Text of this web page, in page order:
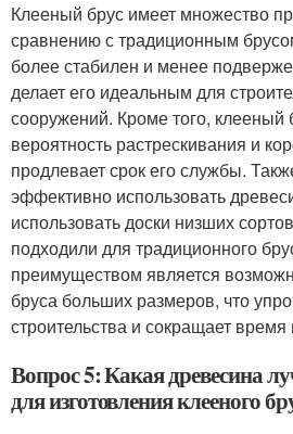
Клееный брус имеет множество
сравнению с традиционным
более стабилен и менее
делает его идеальным для
сооружений. Кроме того,
вероятность растрескивания и
продлевает срок его службы.
эффективно использовать
использовать доски низших
подходили для традиционного
преимуществом является
бруса больших размеров, что
строительства и сокращает
Вопрос 5: Какая древесина
для изготовления клееного